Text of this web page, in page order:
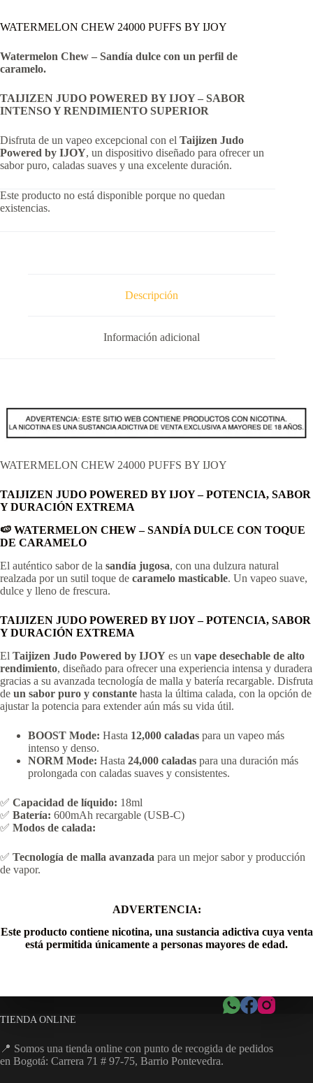
WATERMELON CHEW 24000 PUFFS BY IJOY
Watermelon Chew – Sandía dulce con un perfil de
caramelo.
TAIJIZEN JUDO POWERED BY IJOY – SABOR
INTENSO Y RENDIMIENTO SUPERIOR
Disfruta de un vapeo excepcional con el Taijizen Judo
Powered by IJOY, un dispositivo diseñado para ofrecer un
sabor puro, caladas suaves y una excelente duración.
Este producto no está disponible porque no quedan
existencias.
Descripción
Información adicional
WATERMELON CHEW 24000 PUFFS BY IJOY
TAIJIZEN JUDO POWERED BY IJOY – POTENCIA, SABOR
Y DURACIÓN EXTREMA
🍉 WATERMELON CHEW – SANDÍA DULCE CON TOQUE
DE CARAMELO
El auténtico sabor de la sandía jugosa, con una dulzura natural
realzada por un sutil toque de caramelo masticable. Un vapeo suave,
dulce y lleno de frescura.
TAIJIZEN JUDO POWERED BY IJOY – POTENCIA, SABOR
Y DURACIÓN EXTREMA
El Taijizen Judo Powered by IJOY es un vape desechable de alto
rendimiento, diseñado para ofrecer una experiencia intensa y duradera
gracias a su avanzada tecnología de malla y batería recargable. Disfruta
de un sabor puro y constante hasta la última calada, con la opción de
ajustar la potencia para extender aún más su vida útil.
BOOST Mode: Hasta 12,000 caladas para un vapeo más
intenso y denso.
NORM Mode: Hasta 24,000 caladas para una duración más
prolongada con caladas suaves y consistentes.
✅ Capacidad de líquido: 18ml
✅ Batería: 600mAh recargable (USB-C)
✅ Modos de calada:
✅ Tecnología de malla avanzada para un mejor sabor y producción
de vapor.
ADVERTENCIA:
Este producto contiene nicotina, una sustancia adictiva cuya venta
está permitida únicamente a personas mayores de edad.
TIENDA ONLINE
📍 Somos una tienda online con punto de recogida de pedidos
en Bogotá: Carrera 71 # 97-75, Barrio Pontevedra.